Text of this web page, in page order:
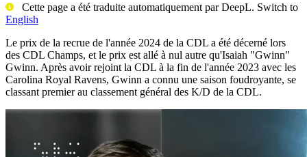
Cette page a été traduite automatiquement par DeepL. Switch to
English
Le prix de la recrue de l'année 2024 de la CDL a été décerné lors
des CDL Champs, et le prix est allé à nul autre qu'Isaiah "Gwinn"
Gwinn. Après avoir rejoint la CDL à la fin de l'année 2023 avec les
Carolina Royal Ravens, Gwinn a connu une saison foudroyante, se
classant premier au classement général des K/D de la CDL.